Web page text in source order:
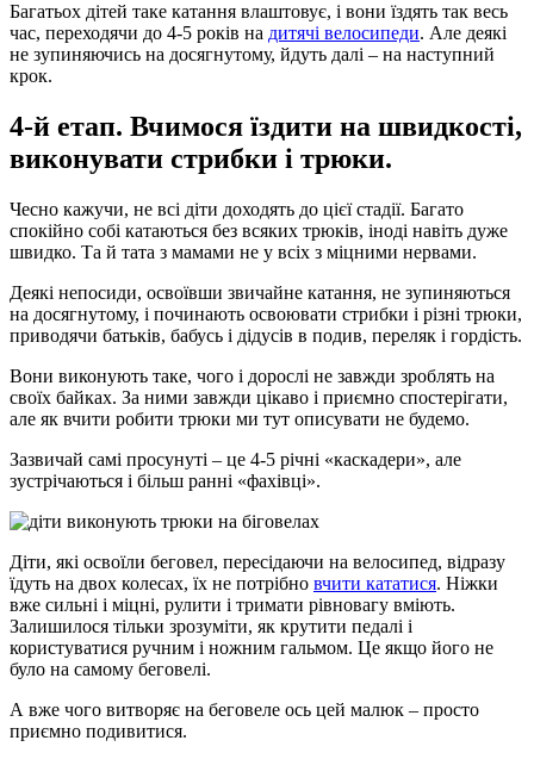
Багатьох дітей таке катання влаштовує, і вони їздять так весь
час, переходячи до 4-5 років на дитячі велосипеди. Але деякі
не зупиняючись на досягнутому, йдуть далі – на наступний
крок.
4-й етап. Вчимося їздити на швидкості,
виконувати стрибки і трюки.
Чесно кажучи, не всі діти доходять до цієї стадії. Багато
спокійно собі катаються без всяких трюків, іноді навіть дуже
швидко. Та й тата з мамами не у всіх з міцними нервами.
Деякі непосиди, освоївши звичайне катання, не зупиняються
на досягнутому, і починають освоювати стрибки і різні трюки,
приводячи батьків, бабусь і дідусів в подив, переляк і гордість.
Вони виконують таке, чого і дорослі не завжди зроблять на
своїх байках. За ними завжди цікаво і приємно спостерігати,
але як вчити робити трюки ми тут описувати не будемо.
Зазвичай самі просунуті – це 4-5 річні «каскадери», але
зустрічаються і більш ранні «фахівці».
Діти, які освоїли беговел, пересідаючи на велосипед, відразу
їдуть на двох колесах, їх не потрібно вчити кататися. Ніжки
вже сильні і міцні, рулити і тримати рівновагу вміють.
Залишилося тільки зрозуміти, як крутити педалі і
користуватися ручним і ножним гальмом. Це якщо його не
було на самому беговелі.
А вже чого витворяє на беговеле ось цей малюк – просто
приємно подивитися.